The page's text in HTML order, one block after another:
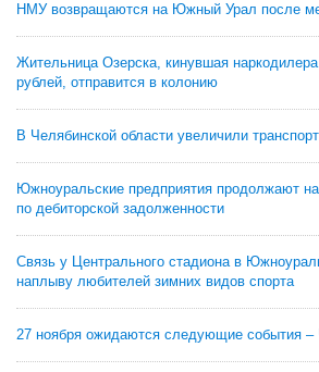
НМУ возвращаются на Южный Урал после
Жительница Озерска, кинувшая
рублей, отправится в колонию
В Челябинской области увеличили
Южноуральские предприятия продолжают
по дебиторской задолженности
Связь у Центрального стадиона в
наплыву любителей зимних видов спорта
27 ноября ожидаются следующие события –